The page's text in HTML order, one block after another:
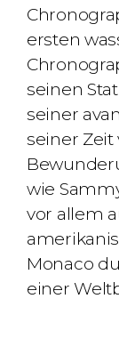
ersten
seinen
seiner
seiner Zeit
wie
vor allem
Monaco
einer